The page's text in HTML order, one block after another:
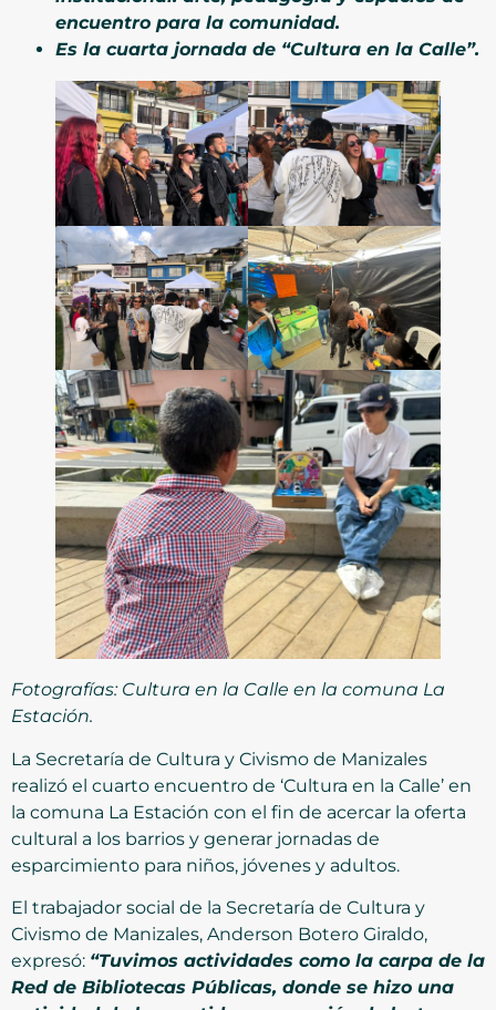
encuentro para la comunidad.
Es la cuarta jornada de “Cultura en la Calle”.
Fotografías: Cultura en la Calle en la comuna La
Estación.
La Secretaría de Cultura y Civismo de Manizales
realizó el cuarto encuentro de ‘Cultura en la Calle’ en
la comuna La Estación con el fin de acercar la oferta
cultural a los barrios y generar jornadas de
esparcimiento para niños, jóvenes y adultos.
El trabajador social de la Secretaría de Cultura y
Civismo de Manizales, Anderson Botero Giraldo,
expresó: “Tuvimos actividades como la carpa de la
Red de Bibliotecas Públicas, donde se hizo una